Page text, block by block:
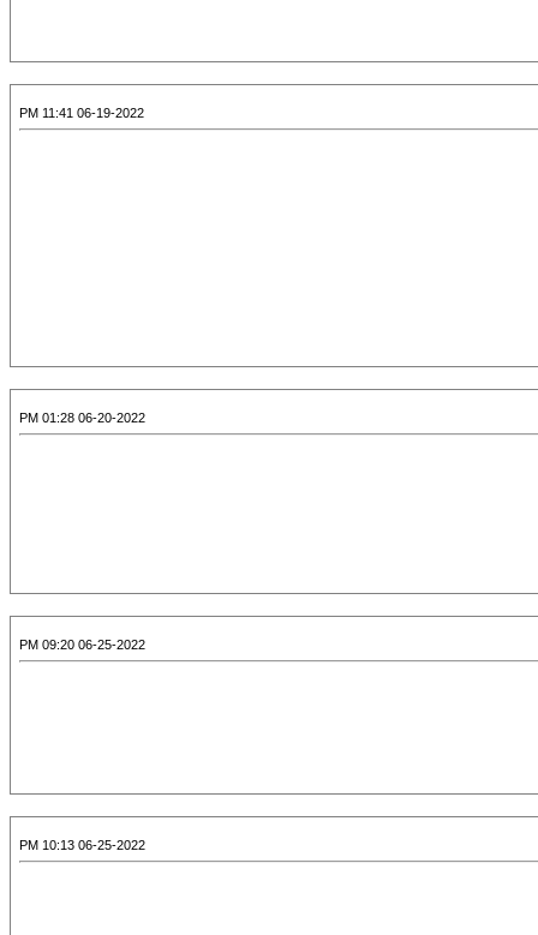
06-19-2022 11:41 PM
06-20-2022 01:28 PM
06-25-2022 09:20 PM
06-25-2022 10:13 PM